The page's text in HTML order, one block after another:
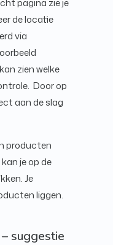
pagina zie je
de locatie
via
zien welke
Door op
aan de slag
producten
je op de
Je
liggen.
suggestie